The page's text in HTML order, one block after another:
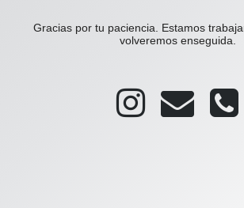
Gracias por tu paciencia. Estamos
volveremos enseguida.